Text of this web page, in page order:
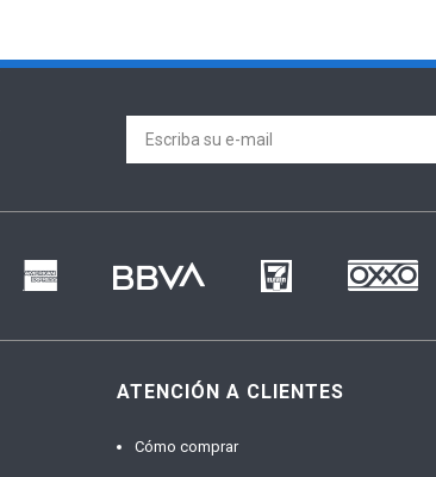
ATENCIÓN A CLIENTES
Cómo comprar